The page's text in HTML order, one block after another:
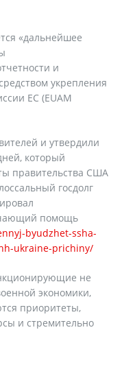
«дальнейшее
и
укрепления
ЕС (EUAM
и утвердили
который
правительства США
госдолг
помощь
byudzhet-ssha-
ukraine-prichiny/
не
экономики,
приоритеты,
и стремительно